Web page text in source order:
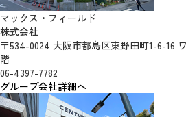
マックス・フィールド
株式会社
〒534-0024 大阪市都島区東野田町1-6-16
階
06-4397-7782
グループ会社詳細へ